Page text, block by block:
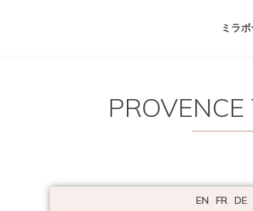
EN FR DE
ミラ